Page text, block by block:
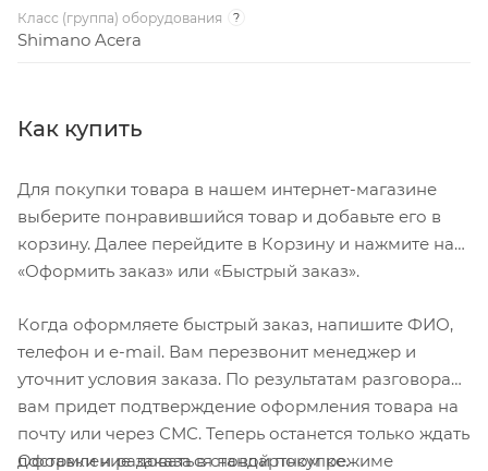
Класс (группа) оборудования ?
Shimano Acera
Как купить
Для покупки товара в нашем интернет-магазине
выберите понравившийся товар и добавьте его в
корзину. Далее перейдите в Корзину и нажмите на
«Оформить заказ» или «Быстрый заказ».
Когда оформляете быстрый заказ, напишите ФИО,
телефон и e-mail. Вам перезвонит менеджер и
уточнит условия заказа. По результатам разговора
вам придет подтверждение оформления товара на
почту или через СМС. Теперь останется только ждать
доставки и радоваться новой покупке.
Оформление заказа в стандартном режиме